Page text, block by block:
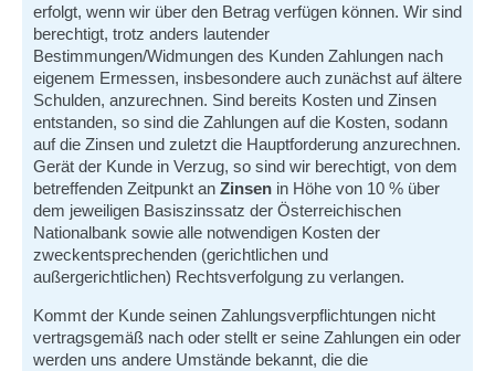
erfolgt, wenn wir über den Betrag verfügen können. Wir sind
berechtigt, trotz anders lautender
Bestimmungen/Widmungen des Kunden Zahlungen nach
eigenem Ermessen, insbesondere auch zunächst auf ältere
Schulden, anzurechnen. Sind bereits Kosten und Zinsen
entstanden, so sind die Zahlungen auf die Kosten, sodann
auf die Zinsen und zuletzt die Hauptforderung anzurechnen.
Gerät der Kunde in Verzug, so sind wir berechtigt, von dem
betreffenden Zeitpunkt an Zinsen in Höhe von 10 % über
dem jeweiligen Basiszinssatz der Österreichischen
Nationalbank sowie alle notwendigen Kosten der
zweckentsprechenden (gerichtlichen und
außergerichtlichen) Rechtsverfolgung zu verlangen.
Kommt der Kunde seinen Zahlungsverpflichtungen nicht
vertragsgemäß nach oder stellt er seine Zahlungen ein oder
werden uns andere Umstände bekannt, die die